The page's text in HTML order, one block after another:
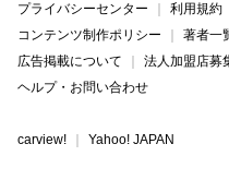
プライバシーセンター
利用規約
コンテンツ制作ポリシー
著者一
広告掲載について
法人加盟店募
ヘルプ・お問い合わせ
carview! Yahoo! JAPAN